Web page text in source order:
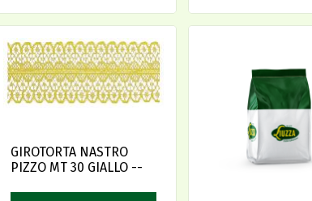
GIROTORTA NASTRO
PIZZO MT 30 GIALLO --